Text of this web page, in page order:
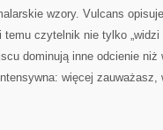
wzory. Vulcans
czytelnik nie tylko
dominują inne odcienie
więcej